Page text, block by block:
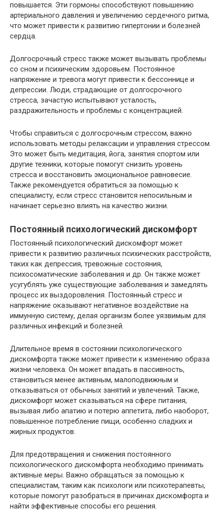
повышается. Эти гормоны способствуют повышению
артериального давления и увеличению сердечного ритма,
что может привести к развитию гипертонии и болезней
сердца.
Долгосрочный стресс также может вызывать проблемы
со сном и психическим здоровьем. Постоянное
напряжение и тревога могут привести к бессоннице и
депрессии. Люди, страдающие от долгосрочного
стресса, зачастую испытывают усталость,
раздражительность и проблемы с концентрацией.
Чтобы справиться с долгосрочным стрессом, важно
использовать методы релаксации и управления стрессом.
Это может быть медитация, йога, занятия спортом или
другие техники, которые помогут снизить уровень
стресса и восстановить эмоциональное равновесие.
Также рекомендуется обратиться за помощью к
специалисту, если стресс становится непосильным и
начинает серьезно влиять на качество жизни.
Постоянный психологический дискомфорт
Постоянный психологический дискомфорт может
привести к развитию различных психических расстройств,
таких как депрессия, тревожные состояния,
психосоматические заболевания и др. Он также может
усугублять уже существующие заболевания и замедлять
процесс их выздоровления. Постоянный стресс и
напряжение оказывают негативное воздействие на
иммунную систему, делая организм более уязвимым для
различных инфекций и болезней.
Длительное время в состоянии психологического
дискомфорта также может привести к изменению образа
жизни человека. Он может впадать в пассивность,
становиться менее активным, малоподвижным и
отказываться от обычных занятий и увлечений. Также,
дискомфорт может сказываться на сфере питания,
вызывая либо апатию и потерю аппетита, либо наоборот,
повышенное потребление пищи, особенно сладких и
жирных продуктов.
Для предотвращения и снижения постоянного
психологического дискомфорта необходимо принимать
активные меры. Важно обращаться за помощью к
специалистам, таким как психологи или психотерапевты,
которые помогут разобраться в причинах дискомфорта и
найти эффективные способы его решения.